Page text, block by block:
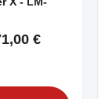
€